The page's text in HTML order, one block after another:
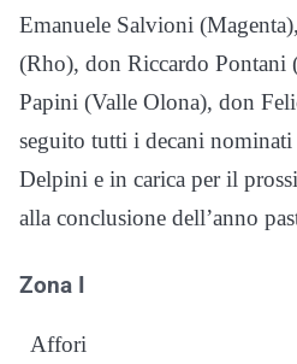
Emanuele Salvioni
(Rho), don Riccardo Pontani
Papini (Valle Olona), don
seguito tutti i decani
Delpini e in carica per il
alla conclusione dell’anno
Zona I
Affori